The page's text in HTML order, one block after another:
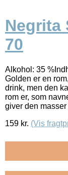
Negrita
70
Alkohol: 35
Golden er en
drink, men den
rom er, som
giver den
159 kr. (Vis